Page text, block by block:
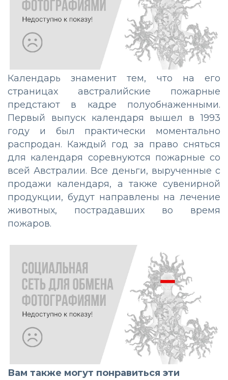
Календарь знаменит тем, что на его
страницах австралийские пожарные
предстают в кадре полуобнаженными.
Первый выпуск календаря вышел в 1993
году и был практически моментально
распродан. Каждый год за право сняться
для календаря соревнуются пожарные со
всей Австралии. Все деньги, вырученные с
продажи календаря, а также сувенирной
продукции, будут направлены на лечение
животных, пострадавших во время
пожаров.
Вам также могут понравиться эти